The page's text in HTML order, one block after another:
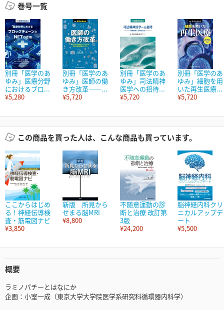
巻号一覧
別冊「医学のあ
ゆみ」医療分野
におけるブロ...
¥5,280
別冊「医学のあ
ゆみ」医師の働
き方改革――...
¥5,720
別冊「医学のあ
ゆみ」司法精神
医学への招待...
¥5,720
別冊「医学のあ
ゆみ」細胞を用
いた再生医療...
¥5,720
この商品を買った人は、こんな商品も買っています。
ここからはじめ
る！神経伝導検
査・筋電図ナビ
¥3,850
新版 所見から
せまる脳MRI
¥8,800
不随意運動の診
断と治療 改訂第
3版
¥24,200
脳神経内科クリ
ニカルアップデ
ート
¥5,500
概要
ラミノパチーとはなにか
企画：小室一成（東京大学大学院医学系研究科循環器内科学）